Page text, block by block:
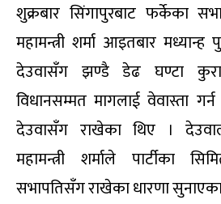
शुक्रबार सिंगापुरबाट फर्केका
महामन्त्री शर्मा आइतबार
देउवासँग झण्डै डेढ घण्टा
विधानसम्मत मागलाई वेवास्ता
देउवासँग राखेका थिए ।
महामन्त्री शर्माले पार्टीका
सभापतिसँग राखेका धारणा